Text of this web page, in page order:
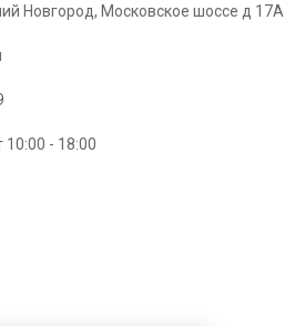
Новгород, Московское шоссе д 17А
- 18:00